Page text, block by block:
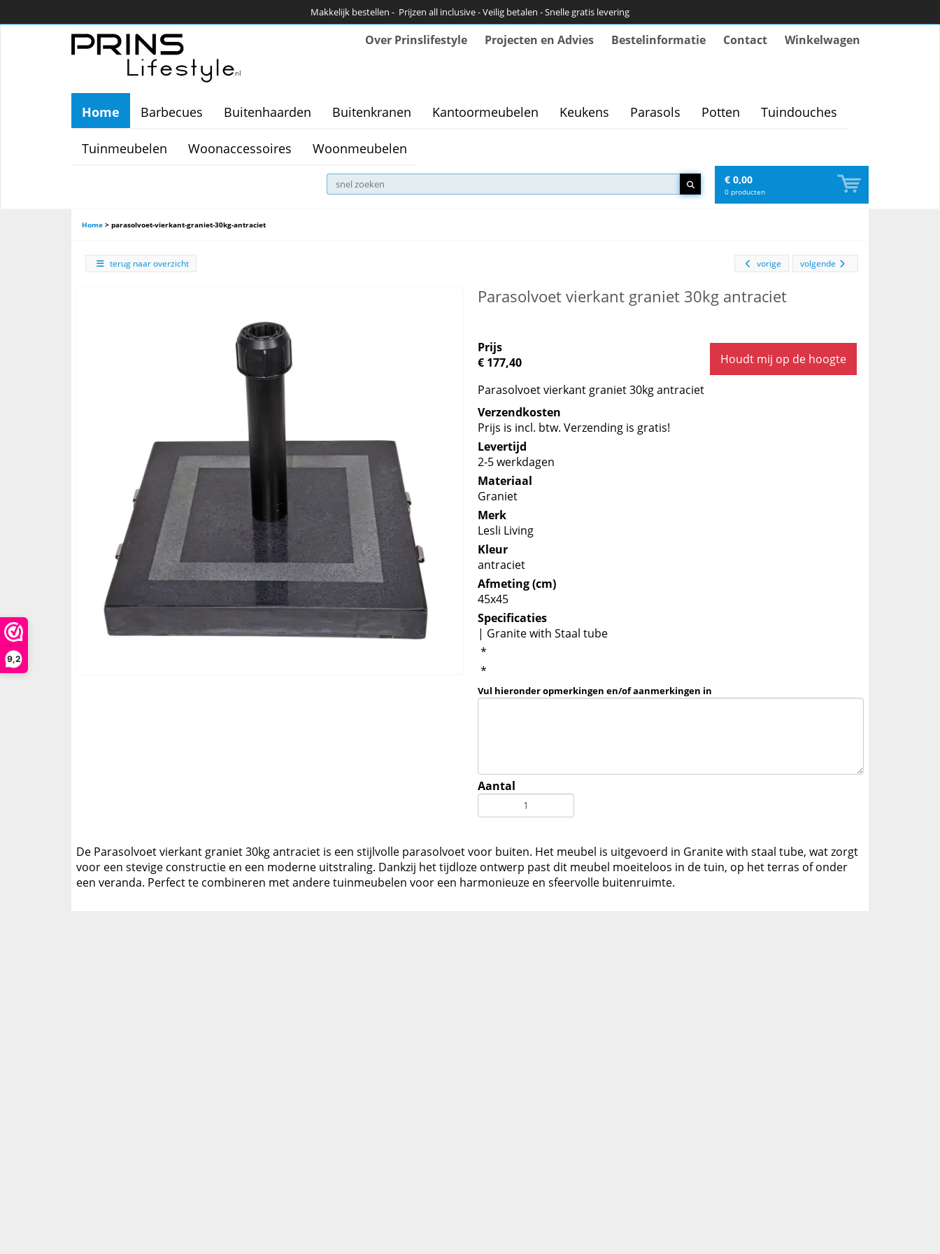
9,2
Makkelijk bestellen - Prijzen all inclusive - Veilig betalen - Snelle gratis levering
Over Prinslifestyle Projecten en Advies Bestelinformatie Contact Winkelwagen
Home Barbecues Buitenhaarden Buitenkranen Kantoormeubelen Keukens Parasols Potten Tuindouches
Tuinmeubelen Woonaccessoires Woonmeubelen
€ 0,00
0 producten
Home > parasolvoet-vierkant-graniet-30kg-antraciet
terug naar overzicht volgende
vorige
Parasolvoet vierkant graniet 30kg antraciet
Prijs
€ 177,40
Houdt mij op de hoogte
Parasolvoet vierkant graniet 30kg antraciet
Verzendkosten
Prijs is incl. btw. Verzending is gratis!
Levertijd
2-5 werkdagen
Materiaal
Graniet
Merk
Lesli Living
Kleur
antraciet
Afmeting (cm)
45x45
Specificaties
| Granite with Staal tube
*
*
Vul hieronder opmerkingen en/of aanmerkingen in
Aantal
De Parasolvoet vierkant graniet 30kg antraciet is een stijlvolle parasolvoet voor buiten. Het meubel is uitgevoerd in Granite with staal tube, wat zorgt
voor een stevige constructie en een moderne uitstraling. Dankzij het tijdloze ontwerp past dit meubel moeiteloos in de tuin, op het terras of onder
een veranda. Perfect te combineren met andere tuinmeubelen voor een harmonieuze en sfeervolle buitenruimte.